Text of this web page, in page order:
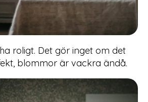
roligt. Det gör inget om det
blommor är vackra ändå.